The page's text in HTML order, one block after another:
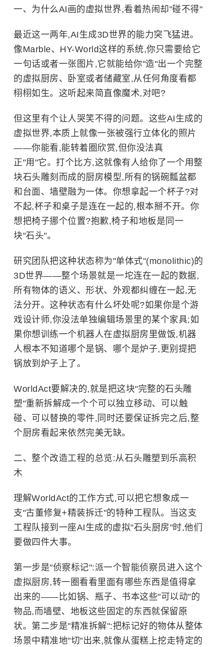
一、为什么AI画的虚拟世界,看着热闹却"碰不得"
最近这一两年,AI生成3D世界的能力突飞猛进。
像Marble、HY-World这样的系统,你只需要给它
一句话或者一张图片,它就能给你"造"出一个完整
的虚拟厨房、卧室或者储藏室,从任何角度看都
栩栩如生。这听起来简直像魔术,对吧?
但这里有个让人哭笑不得的问题。这些AI生成的
虚拟世界,本质上就像一张被强行立体化的照片
——你能看,能转着圈欣赏,但你没法真
正"用"它。打个比方,这就像有人给你了一个用整
块石头雕刻而成的厨房模型,所有的锅碗瓢盆都
和台面、墙壁融为一体。你想拿起一个杯子?对
不起,杯子和桌子是连在一起的,根本掰不开。你
想把椅子挪个位置?抱歉,椅子和地板是同一
块"石头"。
研究团队把这种状态称为"单体式"(monolithic)的
3D世界——整个场景就是一坨连在一起的数据,
所有物体的语义、形状、外观都纠缠在一起,无
法分开。这种状态有什么坏处呢?如果你是个游
戏设计师,你没法单独编辑场景里的某个家具;如
果你想训练一个机器人在虚拟厨房里做饭,机器
人根本不知道哪个是锅、哪个是炉子,更别提把
锅放到炉子上了。
WorldAct要解决的,就是把这块"完整的石头雕
塑"重新拆解成一个个可以独立移动、可以触
碰、可以替换的零件,同时还要保证拆完之后,整
个厨房看起来依然完美无缺。
二、整个改造工程的总览:从石头雕塑到乐高积
木
理解WorldAct的工作方式,可以把它想象成一
支"古董修复+精装拆迁"的特种工程队。当这支
工程队接到一座AI生成的虚拟"石头厨房"时,他们
要做四件大事。
第一步是"侦察标记":派一个智能侦察员进入这个
虚拟厨房,转一圈看看里面有哪些东西是值得拿
出来的——比如锅、瓶子、书本这些"可以动"的
物品,而墙壁、地板这些固定的东西就保留原
状。第二步是"精准拆解":把标记好的物体从整体
场景中精准地"切"出来,就像从蛋糕上挖走特定的